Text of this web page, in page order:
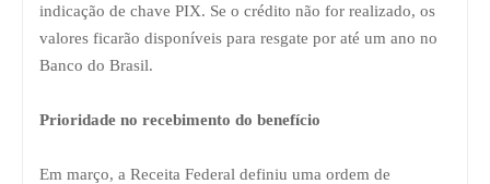
indicação de chave PIX. Se o crédito não for realizado, os
valores ficarão disponíveis para resgate por até um ano no
Banco do Brasil.
Prioridade no recebimento do benefício
Em março, a Receita Federal definiu uma ordem de